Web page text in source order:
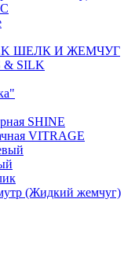
ШЕЛК И ЖЕМЧУГ
& SILK
SHINE
VITRAGE
(Жидкий жемчуг)